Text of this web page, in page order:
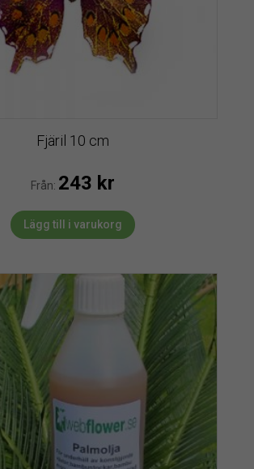
Fjäril 10 cm
Från: 243 kr
Lägg till i varukorg